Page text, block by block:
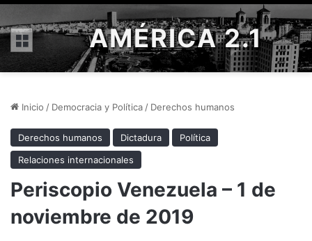
Menú AMÉRICA 2.1
Inicio / Democracia y Política / Derechos humanos
Derechos humanos Dictadura
Política
Relaciones internacionales
Periscopio Venezuela – 1 de
noviembre de 2019